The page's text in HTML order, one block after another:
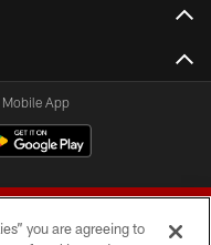
App
you are agreeing to